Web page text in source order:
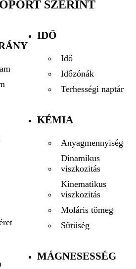
SZERINT
IDŐ
Idő
Időzónák
Terhességi naptár
KÉMIA
Anyagmennyiség
Dinamikus
viszkozitás
Kinematikus
viszkozitás
Moláris tömeg
Sűrűség
MÁGNESESSÉG